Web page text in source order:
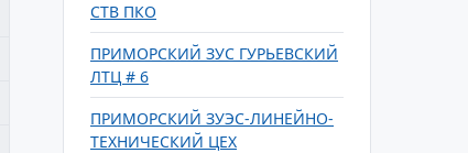
СТВ ПКО
ПРИМОРСКИЙ ЗУС ГУРЬЕВСКИЙ
ЛТЦ # 6
ПРИМОРСКИЙ ЗУЭС-ЛИНЕЙНО-
ТЕХНИЧЕСКИЙ ЦЕХ